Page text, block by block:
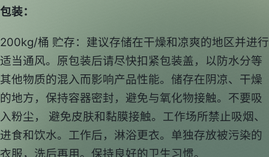
包装：
200kg/桶 贮存：建议存储在干燥和凉爽的地区并进行
适当通风。原包装后请尽快扣紧包装盖，以防水分等
其他物质的混入而影响产品性能。储存在阴凉、干燥
的地方，保持容器密封，避免与氧化物接触。不要吸
入粉尘， 避免皮肤和黏膜接触。工作场所禁止吸烟、
进食和饮水。工作后，淋浴更衣。单独存放被污染的
衣服，洗后再用。保持良好的卫生习惯。